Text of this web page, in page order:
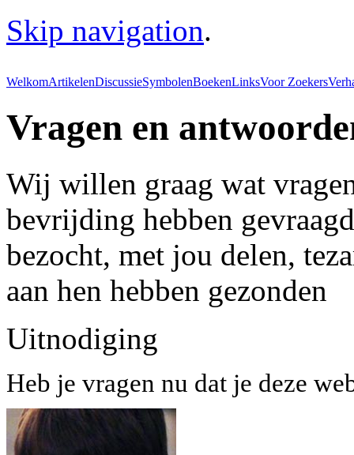
Skip navigation.
WelkomArtikelenDiscussieSymbolenBoekenLinksVoor Zoekers
Vragen en
Wij willen graag wat
bevrijding hebben
bezocht, met jou delen,
aan hen hebben gezonden
Uitnodiging
Heb je vragen nu dat je deze